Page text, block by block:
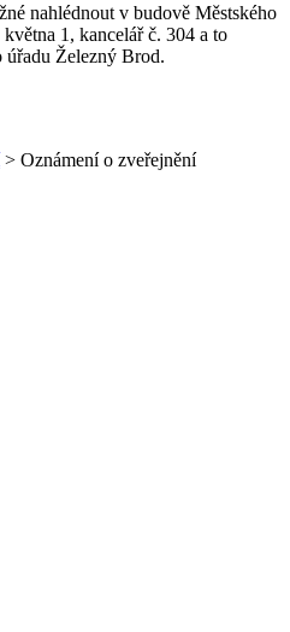
nahlédnout v budově Městského
1, kancelář č. 304 a to
úřadu Železný Brod.
> Oznámení o zveřejnění